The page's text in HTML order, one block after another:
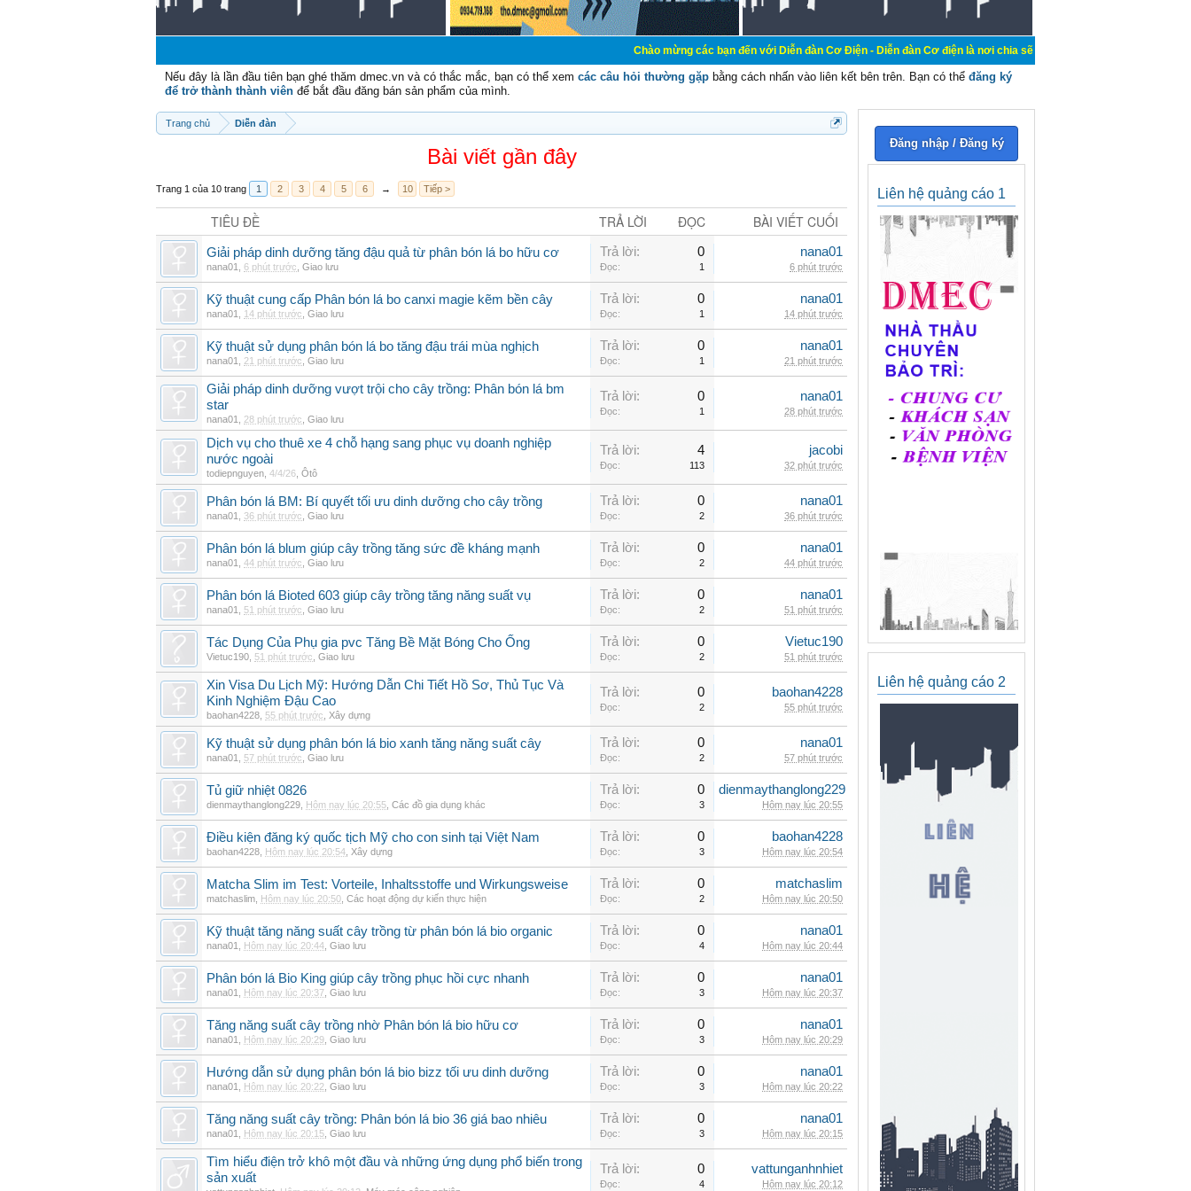
Chào mừng các bạn đến với Diễn đàn Cơ Điện - Diễn đàn Cơ điện là nơi chia sẽ kiến thức kinh nghiệm trong lãnh vực
Nếu đây là lần đầu tiên bạn ghé thăm dmec.vn và có thắc mắc, bạn có thể xem các câu hỏi thường gặp bằng cách nhấn vào liên kết bên trên. Bạn có thể đăng ký
để trở thành thành viên để bắt đầu đăng bán sản phẩm của mình.
Trang chủ Diễn đàn
Bài viết gần đây
Trang 1 của 10 trang 1 2 3 4 5 6 → 10 Tiếp >
TIÊU ĐỀ TRẢ LỜI ĐỌC BÀI VIẾT CUỐI
Giải pháp dinh dưỡng tăng đậu quả từ phân bón lá bo hữu cơ
nana01 6 phút trước Giao lưu
Trả lời: 0
Đọc: 1
nana01
6 phút trước
Kỹ thuật cung cấp Phân bón lá bo canxi magie kẽm bền cây
nana01 14 phút trước Giao lưu
Trả lời: 0
Đọc: 1
nana01
14 phút trước
Kỹ thuật sử dụng phân bón lá bo tăng đậu trái mùa nghịch
nana01 21 phút trước Giao lưu
Trả lời: 0
Đọc: 1
nana01
21 phút trước
Giải pháp dinh dưỡng vượt trội cho cây trồng: Phân bón lá bm
star
nana01 28 phút trước Giao lưu
Trả lời: 0
Đọc: 1
nana01
28 phút trước
Dịch vụ cho thuê xe 4 chỗ hạng sang phục vụ doanh nghiệp
nước ngoài
todiepnguyen 4/4/26 Ôtô
Trả lời: 4
Đọc: 113
jacobi
32 phút trước
Phân bón lá BM: Bí quyết tối ưu dinh dưỡng cho cây trồng
nana01 36 phút trước Giao lưu
Trả lời: 0
Đọc: 2
nana01
36 phút trước
Phân bón lá blum giúp cây trồng tăng sức đề kháng mạnh
nana01 44 phút trước Giao lưu
Trả lời: 0
Đọc: 2
nana01
44 phút trước
Phân bón lá Bioted 603 giúp cây trồng tăng năng suất vụ
nana01 51 phút trước Giao lưu
Trả lời: 0
Đọc: 2
nana01
51 phút trước
Tác Dụng Của Phụ gia pvc Tăng Bề Mặt Bóng Cho Ống
Vietuc190 51 phút trước Giao lưu
Trả lời: 0
Đọc: 2
Vietuc190
51 phút trước
Xin Visa Du Lịch Mỹ: Hướng Dẫn Chi Tiết Hồ Sơ, Thủ Tục Và
Kinh Nghiệm Đậu Cao
baohan4228 55 phút trước Xây dựng
Trả lời: 0
Đọc: 2
baohan4228
55 phút trước
Kỹ thuật sử dụng phân bón lá bio xanh tăng năng suất cây
nana01 57 phút trước Giao lưu
Trả lời: 0
Đọc: 2
nana01
57 phút trước
Tủ giữ nhiệt 0826
dienmaythanglong229 Hôm nay lúc 20:55 Các đồ gia dụng khác
Trả lời: 0
Đọc: 3
dienmaythanglong229
Hôm nay lúc 20:55
Điều kiện đăng ký quốc tịch Mỹ cho con sinh tại Việt Nam
baohan4228 Hôm nay lúc 20:54 Xây dựng
Trả lời: 0
Đọc: 3
baohan4228
Hôm nay lúc 20:54
Matcha Slim im Test: Vorteile, Inhaltsstoffe und Wirkungsweise
matchaslim Hôm nay lúc 20:50 Các hoạt động dự kiến thực hiện
Trả lời: 0
Đọc: 2
matchaslim
Hôm nay lúc 20:50
Kỹ thuật tăng năng suất cây trồng từ phân bón lá bio organic
nana01 Hôm nay lúc 20:44 Giao lưu
Trả lời: 0
Đọc: 4
nana01
Hôm nay lúc 20:44
Phân bón lá Bio King giúp cây trồng phục hồi cực nhanh
nana01 Hôm nay lúc 20:37 Giao lưu
Trả lời: 0
Đọc: 3
nana01
Hôm nay lúc 20:37
Tăng năng suất cây trồng nhờ Phân bón lá bio hữu cơ
nana01 Hôm nay lúc 20:29 Giao lưu
Trả lời: 0
Đọc: 3
nana01
Hôm nay lúc 20:29
Hướng dẫn sử dụng phân bón lá bio bizz tối ưu dinh dưỡng
nana01 Hôm nay lúc 20:22 Giao lưu
Trả lời: 0
Đọc: 3
nana01
Hôm nay lúc 20:22
Tăng năng suất cây trồng: Phân bón lá bio 36 giá bao nhiêu
nana01 Hôm nay lúc 20:15 Giao lưu
Trả lời: 0
Đọc: 3
nana01
Hôm nay lúc 20:15
Tìm hiểu điện trở khô một đầu và những ứng dụng phổ biến trong
sản xuất
Trả lời: 0
Đọc: 4
vattunganhnhiet
Hôm nay lúc 20:12
Đăng nhập / Đăng ký
Liên hệ quảng cáo 1
Liên hệ quảng cáo 2